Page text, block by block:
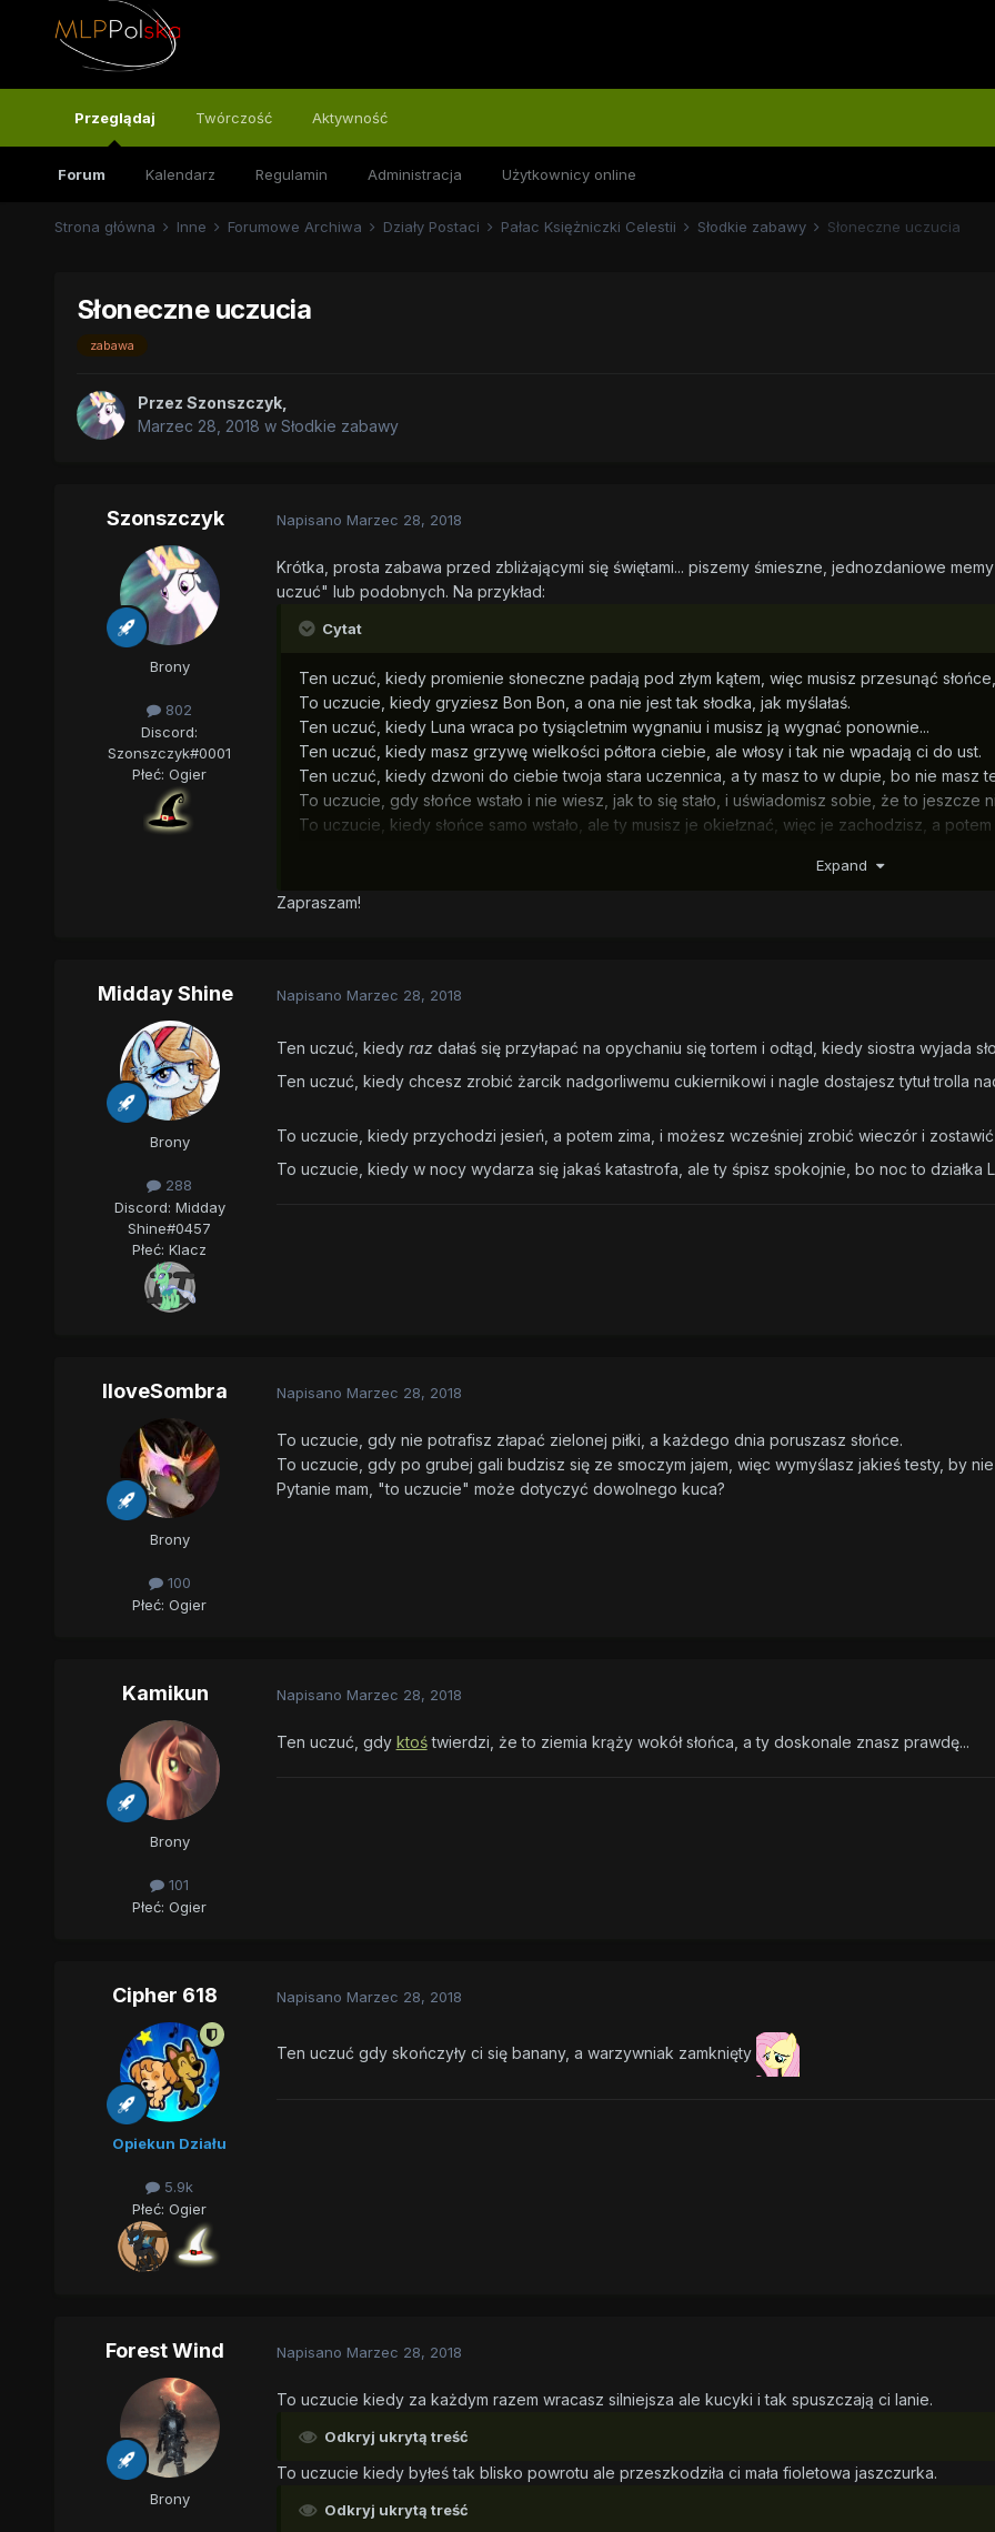
Przeglądaj
Forum Kalendarz Regulamin Administracja Użytkownicy online
Twórczość Aktywność
Strona główna Inne Forumowe Archiwa Działy Postaci Pałac Księżniczki Celestii Słodkie zabawy Słoneczne uczucia
Słoneczne uczucia
zabawa
Przez Szonszczyk,
Marzec 28, 2018 w Słodkie zabawy
Szonszczyk
Brony
802
Discord:
Szonszczyk#0001
Płeć: Ogier
Napisano Marzec 28, 2018
Krótka, prosta zabawa przed zbliżającymi się świętami... piszemy śmieszne, jednozdaniowe
uczuć" lub podobnych. Na przykład:
Cytat
Ten uczuć, kiedy promienie słoneczne padają pod złym kątem, więc musisz przesunąć
To uczucie, kiedy gryziesz Bon Bon, a ona nie jest tak słodka, jak myślałaś.
Ten uczuć, kiedy Luna wraca po tysiącletnim wygnaniu i musisz ją wygnać ponownie...
Ten uczuć, kiedy masz grzywę wielkości półtora ciebie, ale włosy i tak nie wpadają ci do ust.
Ten uczuć, kiedy dzwoni do ciebie twoja stara uczennica, a ty masz to w dupie, bo nie masz
To uczucie, gdy słońce wstało i nie wiesz, jak to się stało, i uświadomisz sobie, że to jeszcze
To uczucie, kiedy słońce samo wstało, ale ty musisz je okiełznać, więc je zachodzisz, a
To uczucie, kiedy Luna nie może wejść ci do snu, bo w nim zawsze jest dzień.
Expand
Zapraszam!
Midday Shine
Brony
288
Discord: Midday
Shine#0457
Płeć: Klacz
Napisano Marzec 28, 2018
Ten uczuć, kiedy razdałaś się przyłapać na opychaniu się tortem i odtąd, kiedy siostra wyjada
Ten uczuć, kiedy chcesz zrobić żarcik nadgorliwemu cukiernikowi i nagle dostajesz tytuł trolla
To uczucie, kiedy przychodzi jesień, a potem zima, i możesz wcześniej zrobić wieczór i
To uczucie, kiedy w nocy wydarza się jakaś katastrofa, ale ty śpisz spokojnie, bo noc to działka
IloveSombra
Brony
100
Płeć: Ogier
Napisano Marzec 28, 2018
To uczucie, gdy nie potrafisz złapać zielonej piłki, a każdego dnia poruszasz słońce.
To uczucie, gdy po grubej gali budzisz się ze smoczym jajem, więc wymyślasz jakieś testy, by nie
Pytanie mam, "to uczucie" może dotyczyć dowolnego kuca?
Kamikun
Brony
101
Płeć: Ogier
Napisano Marzec 28, 2018
Ten uczuć, gdy ktośtwierdzi, że to ziemia krąży wokół słońca, a ty doskonale znasz prawdę...
Cipher 618
Opiekun Działu
5.9k
Płeć: Ogier
Napisano Marzec 28, 2018
Ten uczuć gdy skończyły ci się banany, a warzywniak zamknięty
Forest Wind
Brony
Napisano Marzec 28, 2018
To uczucie kiedy za każdym razem wracasz silniejsza ale kucyki i tak spuszczają ci lanie.
Odkryj ukrytą treść
To uczucie kiedy byłeś tak blisko powrotu ale przeszkodziła ci mała fioletowa jaszczurka.
Odkryj ukrytą treść